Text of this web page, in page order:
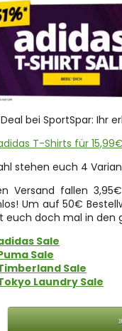
bei SportSpar: Ihr
T-Shirts für 15,99€
stehen euch 4
Versand fallen
Um auf 50€
euch doch mal in den
Sale
Sale
Sale
Laundry Sale